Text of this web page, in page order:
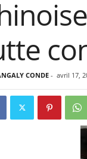
E
V
I
S
I
CONDE- avril 17,